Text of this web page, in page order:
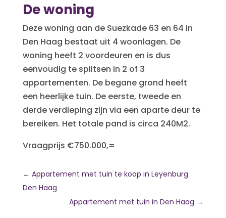
De woning
Deze woning aan de Suezkade 63 en 64 in
Den Haag bestaat uit 4 woonlagen. De
woning heeft 2 voordeuren en is dus
eenvoudig te splitsen in 2 of 3
appartementen. De begane grond heeft
een heerlijke tuin. De eerste, tweede en
derde verdieping zijn via een aparte deur te
bereiken. Het totale pand is circa 240M2.
Vraagprijs €750.000,=
← Appartement met tuin te koop in Leyenburg
Den Haag
Appartement met tuin in Den Haag →